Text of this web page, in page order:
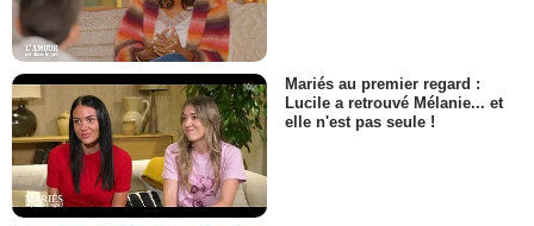
Mariés au premier regard :
Lucile a retrouvé Mélanie... et
elle n'est pas seule !